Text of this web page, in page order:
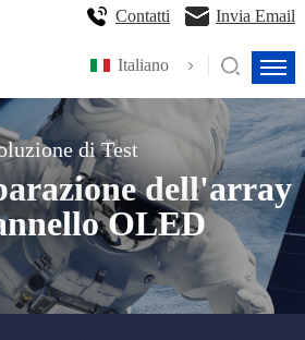
Italiano
Contatti Invia Email
di Test
dell'array
OLED